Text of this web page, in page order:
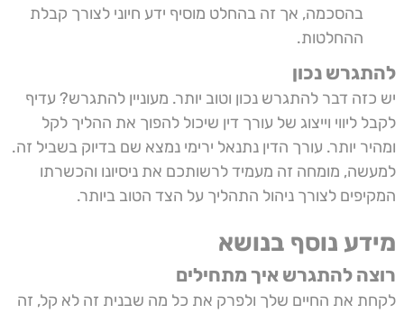
בהסכמה, אך זה בהחלט מוסיף ידע חיוני לצורך קבלת
ההחלטות.
להתגרש נכון
יש כזה דבר להתגרש נכון וטוב יותר. מעוניין להתגרש? עדיף
לקבל ליווי וייצוג של עורך דין שיכול להפוך את ההליך לקל
ומהיר יותר. עורך הדין נתנאל ירימי נמצא שם בדיוק בשביל זה.
למעשה, מומחה זה מעמיד לרשותכם את ניסיונו והכשרתו
המקיפים לצורך ניהול התהליך על הצד הטוב ביותר.
מידע נוסף בנושא
רוצה להתגרש איך מתחילים
לקחת את החיים שלך ולפרק את כל מה שבנית זה לא קל, זה